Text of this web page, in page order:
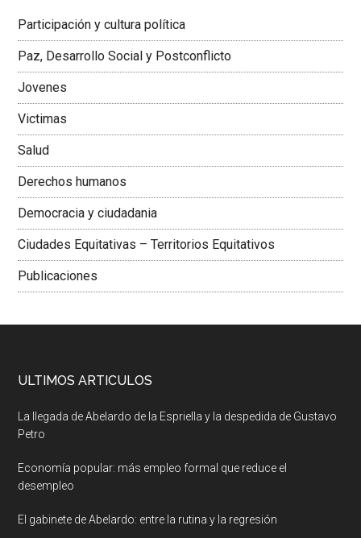
Colombiana
Participación y cultura política
Paz, Desarrollo Social y Postconflicto
Jovenes
Victimas
Salud
Derechos humanos
Democracia y ciudadania
Ciudades Equitativas – Territorios Equitativos
Publicaciones
ULTIMOS ARTICULOS
La llegada de Abelardo de la Espriella y la despedida de Gustavo
Petro
Economía popular: más empleo formal que reduce el
desempleo
El gabinete de Abelardo: entre la rutina y la regresión